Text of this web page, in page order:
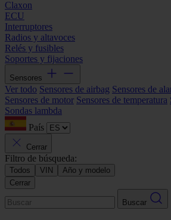
Claxon
ECU
Interruptores
Radios y altavoces
Relés y fusibles
Soportes y fijaciones
Sensores
Ver todo Sensores de airbag Sensores de
Sensores de motor Sensores de temperatura
Sondas lambda
País
Cerrar
Filtro de búsqueda:
Todos VIN
Año y modelo
Cerrar
Buscar